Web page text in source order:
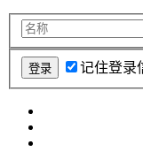
记住登录